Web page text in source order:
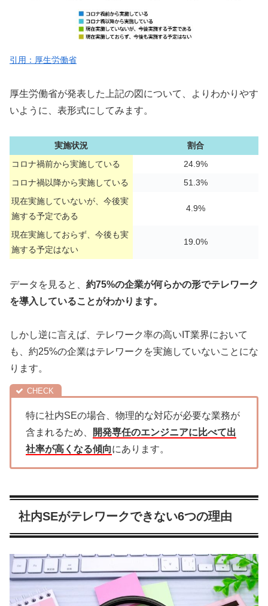
引用：厚生労働省
厚生労働省が発表した上記の図について、よりわかりやす
いように、表形式にしてみます。
実施状況
割合
コロナ禍前から実施している
24.9%
コロナ禍以降から実施している
51.3%
現在実施していないが、今後実
施する予定である
4.9%
現在実施しておらず、今後も実
施する予定はない
19.0%
データを見ると、 約75%の企業が何らかの形でテレワーク
を導入していることがわかります。
しかし逆に言えば、テレワーク率の高いIT業界において
も、約25%の企業はテレワークを実施していないことにな
ります。
特に社内SEの場合、物理的な対応が必要な業務が
含まれるため、
開発専任のエンジニアに比べて出
社率が高くなる傾向にあります。
社内SEがテレワークできない6つの理由